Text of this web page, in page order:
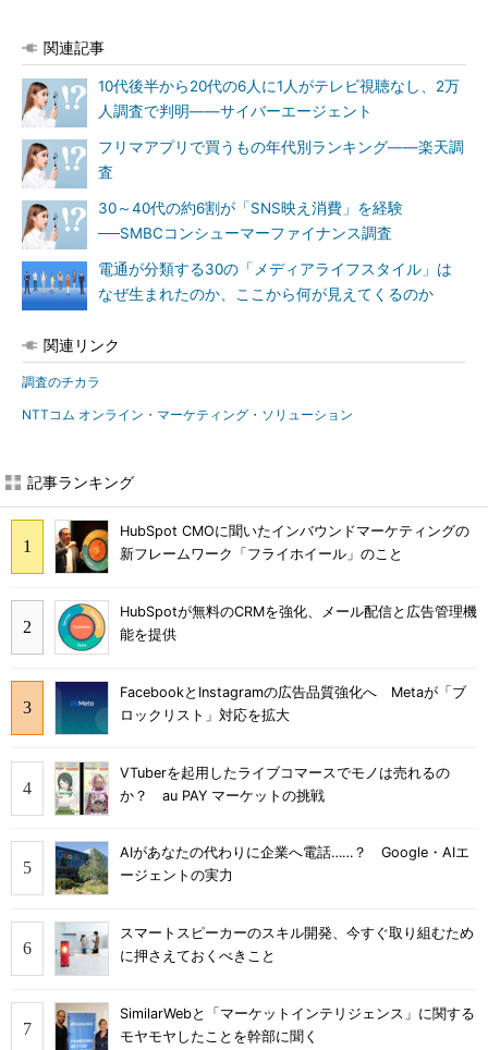
関連記事
10代後半から20代の6人に1人がテレビ視聴なし、2万
人調査で判明――サイバーエージェント
フリマアプリで買うもの年代別ランキング――楽天調
査
30～40代の約6割が「SNS映え消費」を経験
──SMBCコンシューマーファイナンス調査
電通が分類する30の「メディアライフスタイル」は
なぜ生まれたのか、ここから何が見えてくるのか
関連リンク
調査のチカラ
NTTコム オンライン・マーケティング・ソリューション
記事ランキング
HubSpot CMOに聞いたインバウンドマーケティングの
新フレームワーク「フライホイール」のこと
HubSpotが無料のCRMを強化、メール配信と広告管理機
能を提供
FacebookとInstagramの広告品質強化へ Metaが「ブ
ロックリスト」対応を拡大
VTuberを起用したライブコマースでモノは売れるの
か？ au PAY マーケットの挑戦
AIがあなたの代わりに企業へ電話……？ Google・AIエ
ージェントの実力
スマートスピーカーのスキル開発、今すぐ取り組むため
に押さえておくべきこと
SimilarWebと「マーケットインテリジェンス」に関する
モヤモヤしたことを幹部に聞く